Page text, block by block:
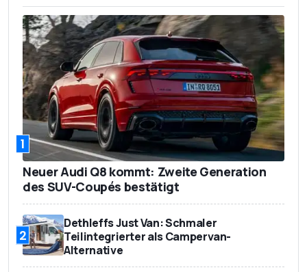
1
Neuer Audi Q8 kommt: Zweite Generation
des SUV-Coupés bestätigt
2
Dethleffs Just Van: Schmaler
Teilintegrierter als Campervan-
Alternative